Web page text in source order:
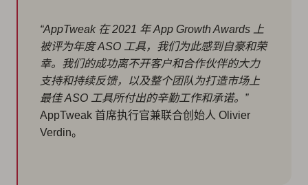
“AppTweak 在 2021 年 App Growth Awards 上
被评为年度 ASO 工具，我们为此感到自豪和荣
幸。我们的成功离不开客户和合作伙伴的大力
支持和持续反馈，以及整个团队为打造市场上
最佳 ASO 工具所付出的辛勤工作和承诺。”
AppTweak 首席执行官兼联合创始人 Olivier
Verdin。